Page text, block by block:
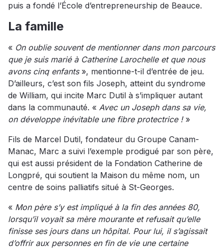
puis a fondé l’École d’entrepreneurship de Beauce.
La famille
« On oublie souvent de mentionner dans mon parcours
que je suis marié à Catherine Larochelle et que nous
avons cinq enfants», mentionne-t-il d’entrée de jeu.
D’ailleurs, c’est son fils Joseph, atteint du syndrome
de William, qui incite Marc Dutil à s’impliquer autant
dans la communauté. « Avec un Joseph dans sa vie,
on développe inévitable une fibre protectrice !»
Fils de Marcel Dutil, fondateur du Groupe Canam-
Manac, Marc a suivi l’exemple prodigué par son père,
qui est aussi président de la Fondation Catherine de
Longpré, qui soutient la Maison du même nom, un
centre de soins palliatifs situé à St-Georges.
« Mon père s’y est impliqué à la fin des années 80,
lorsqu’il voyait sa mère mourante et refusait qu’elle
finisse ses jours dans un hôpital. Pour lui, il s’agissait
d’offrir aux personnes en fin de vie une certaine